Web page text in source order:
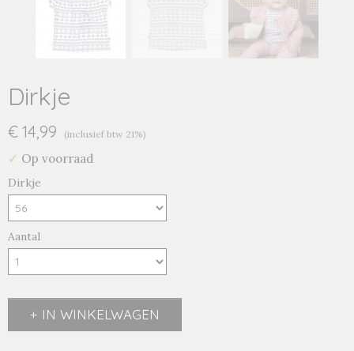
Dirkje
€ 14,99 (inclusief btw 21%)
✓ Op voorraad
Dirkje
Aantal
IN WINKELWAGEN